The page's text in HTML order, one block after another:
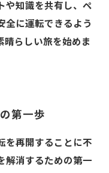
や知識を共有し、ペ
全に運転できるよう
晴らしい旅を始めま
第一歩
を再開することに不
解消するための第一